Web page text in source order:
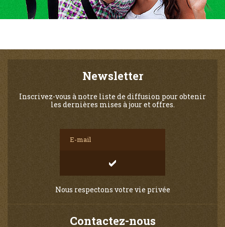
Newsletter
Inscrivez-vous à notre liste de diffusion pour obtenir
les dernières mises à jour et offres.
Nous respectons votre vie privée
Contactez-nous